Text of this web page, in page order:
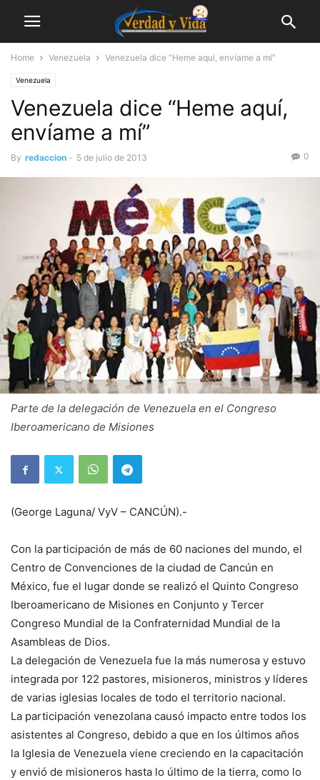
Home Venezuela Venezuela dice “Heme aquí, envíame a mí”
Venezuela
Venezuela dice “Heme aquí,
envíame a mí”
By redaccion - 5 de julio de 2013 0
Parte de la delegación de Venezuela en el Congreso
Iberoamericano de Misiones
(George Laguna/ VyV – CANCÚN).-
Con la participación de más de 60 naciones del mundo, el
Centro de Convenciones de la ciudad de Cancún en
México, fue el lugar donde se realizó el Quinto Congreso
Iberoamericano de Misiones en Conjunto y Tercer
Congreso Mundial de la Confraternidad Mundial de la
Asambleas de Dios.
La delegación de Venezuela fue la más numerosa y estuvo
integrada por 122 pastores, misioneros, ministros y líderes
de varias iglesias locales de todo el territorio nacional.
La participación venezolana causó impacto entre todos los
asistentes al Congreso, debido a que en los últimos años
la Iglesia de Venezuela viene creciendo en la capacitación
y envió de misioneros hasta lo último de la tierra, como lo